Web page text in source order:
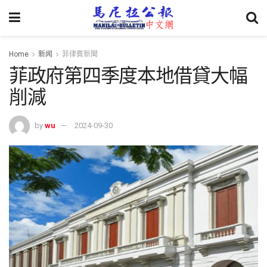
Home 新闻 菲律賓新聞
菲政府第四季度本地借貸大幅
削減
by wu 2024-09-30